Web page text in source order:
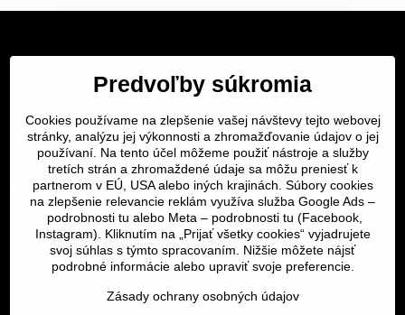
Servis Bratislava
Servis Košice
Dôležité odkazy
SERVIS KURIÉROM
Servis a oprava | slovit.sk
Predvoľby súkromia
Cookies používame na zlepšenie vašej návštevy tejto webovej
stránky, analýzu jej výkonnosti a zhromažďovanie údajov o jej
používaní. Na tento účel môžeme použiť nástroje a služby
tretích strán a zhromaždené údaje sa môžu preniesť k
partnerom v EÚ, USA alebo iných krajinách. Súbory cookies
na zlepšenie relevancie reklám využíva služba Google Ads –
podrobnosti tu alebo Meta – podrobnosti tu (Facebook,
Instagram). Kliknutím na „Prijať všetky cookies“ vyjadrujete
svoj súhlas s týmto spracovaním. Nižšie môžete nájsť
podrobné informácie alebo upraviť svoje preferencie.
Zásady ochrany osobných údajov